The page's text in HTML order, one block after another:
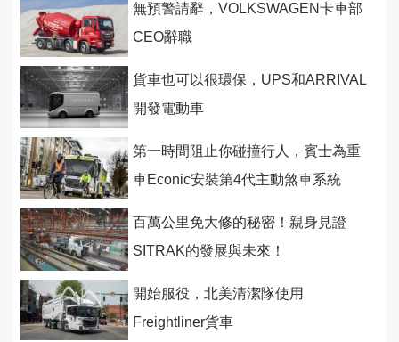
無預警請辭，VOLKSWAGEN卡車部
CEO辭職
貨車也可以很環保，UPS和ARRIVAL
開發電動車
第一時間阻止你碰撞行人，賓士為重
車Econic安裝第4代主動煞車系統
百萬公里免大修的秘密！親身見證
SITRAK的發展與未來！
開始服役，北美清潔隊使用
Freightliner貨車